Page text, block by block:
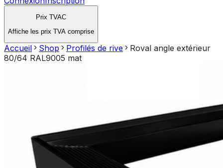
Prix TVAC
Affiche les prix TVA comprise
Accueil Shop Profilés de rive
Roval angle extérieur
80/64 RAL9005 mat